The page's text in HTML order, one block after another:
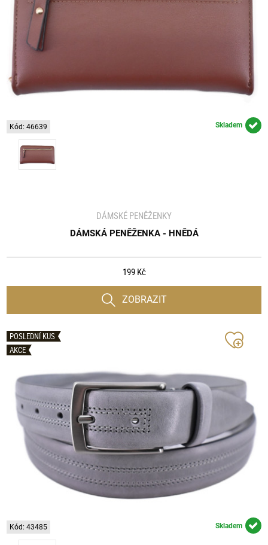
Kód: 46639 Skladem
DÁMSKÉ PENĚŽENKY
DÁMSKÁ PENĚŽENKA - HNĚDÁ
199 Kč
ZOBRAZIT
POSLEDNÍ KUS
AKCE
Kód: 43485 Skladem